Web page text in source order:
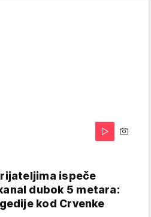
ispeče
dubok 5 metara:
kod Crvenke